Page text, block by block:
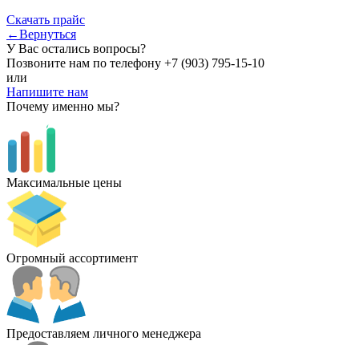
Скачать прайс
←Вернуться
У Вас остались вопросы?
Позвоните нам по телефону +7 (903) 795-15-10
или
Напишите нам
Почему именно мы?
Максимальные цены
Огромный ассортимент
Предоставляем личного менеджера